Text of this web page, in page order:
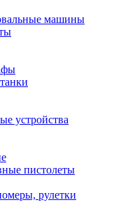
машины
устройства
пистолеты
рулетки